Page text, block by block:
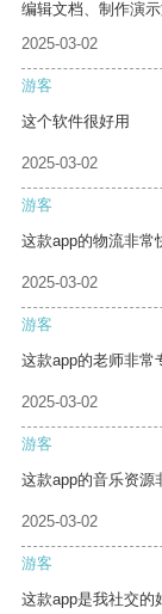
编辑文档、制作演
2025-03-02
游客
这个软件很好用
2025-03-02
游客
这款app的物流非常
2025-03-02
游客
这款app的老师非常
2025-03-02
游客
这款app的音乐资源
2025-03-02
游客
这款app是我社交的